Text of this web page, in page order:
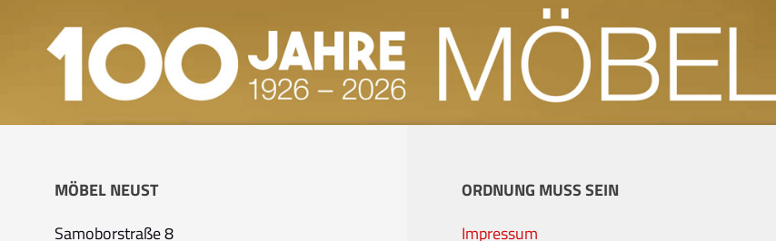
MÖBEL NEUST
Samoborstraße 8
ORDNUNG MUSS SEIN
Impressum